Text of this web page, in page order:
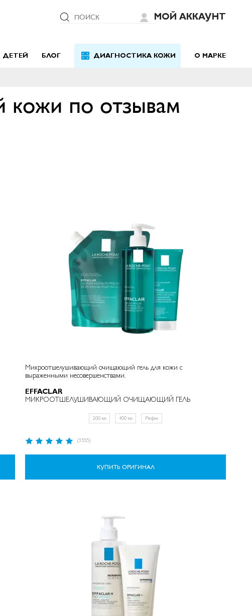
МОЙ АККАУНТ
ДЕТЕЙ БЛОГ ДИАГНОСТИКА КОЖИ О МАРКЕ
ПОИСК
кожи по отзывам
Микроотшелушивающий очищающий гель для кожи с
выраженными несовершенствами.
EFFACLAR
МИКРООТШЕЛУШИВАЮЩИЙ ОЧИЩАЮЩИЙ ГЕЛЬ
200 мл 400 мл Рефил
Рейтинг:
(3555)
КУПИТЬ ОРИГИНАЛ